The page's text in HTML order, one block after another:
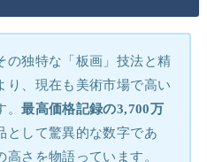
の独特な「板画」技法と精
り、現在も美術市場で高い
。最高価格記録の3,700万
として驚異的な数字であ
高さを物語っています。